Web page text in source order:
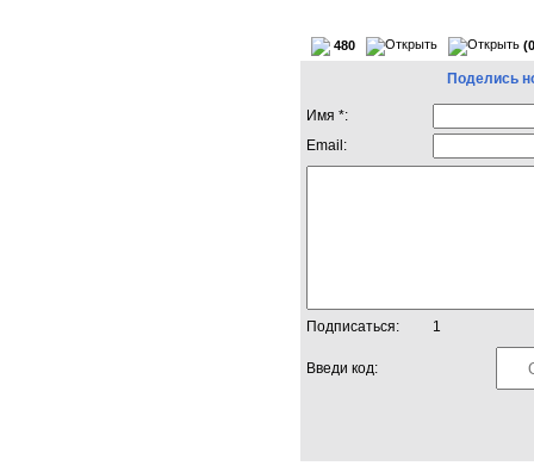
480
Поделись
Имя *:
Email:
Подписаться: 1
Введи код: